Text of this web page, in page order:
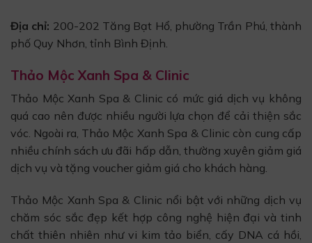
Địa chỉ: 200-202 Tăng Bạt Hổ, phường Trần Phú, thành
phố Quy Nhơn, tỉnh Bình Định.
Thảo Mộc Xanh Spa & Clinic
Thảo Mộc Xanh Spa & Clinic có mức giá dịch vụ không
quá cao nên được nhiều người lựa chọn để cải thiện sắc
vóc. Ngoài ra, Thảo Mộc Xanh Spa & Clinic còn cung cấp
nhiều chính sách ưu đãi hấp dẫn, thường xuyên giảm giá
dịch vụ và tặng voucher giảm giá cho khách hàng.
Thảo Mộc Xanh Spa & Clinic nổi bật với những dịch vụ
chăm sóc sắc đẹp kết hợp công nghệ hiện đại và tinh
chất thiên nhiên như vi kim tảo biển, cấy DNA cá hồi,